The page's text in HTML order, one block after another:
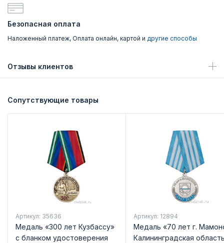
Безопасная оплата
Наложенный платеж, Оплата онлайн, картой и другие способы
Отзывы клиентов
Сопутствующие товары
Артикул: 35636
Медаль «300 лет Кузбассу»
с бланком удостоверения
Артикул: 12894
Медаль «70 лет г.
Калининградская